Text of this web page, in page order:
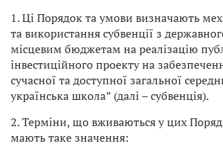
1. Ці Порядок та умови визначають
та використання субвенції з
місцевим бюджетам на реалізацію
інвестиційного проекту на
сучасної та доступної загальної
українська школа” (далі – субвенція).
2. Терміни, що вживаються у цих
мають таке значення: